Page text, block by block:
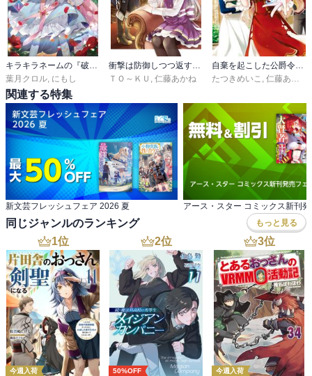
キラキラネームの『破滅の闇聖女』にはなりません！
葉月クロル, にもし
衝撃は防御しつつ返すのが当然です-転生令嬢の身を守る異世界ライフ術-
ＴＯ～ＫＵ , 仁藤あかね
自棄を起こした公爵令嬢は姿を晦まし自由を楽しむ
たつきめいこ , 仁藤あかね
関連する特集
新文芸フレッシュフェア 2026 夏 アース・スター コミックス新刊
同じジャンルのランキング もっと見る
1位
今週入荷
2位
50%OFF
3位
今週入荷